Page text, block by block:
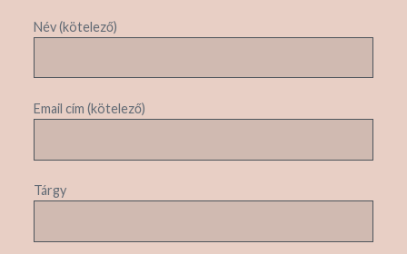
Név (kötelező)
Email cím (kötelező)
Tárgy